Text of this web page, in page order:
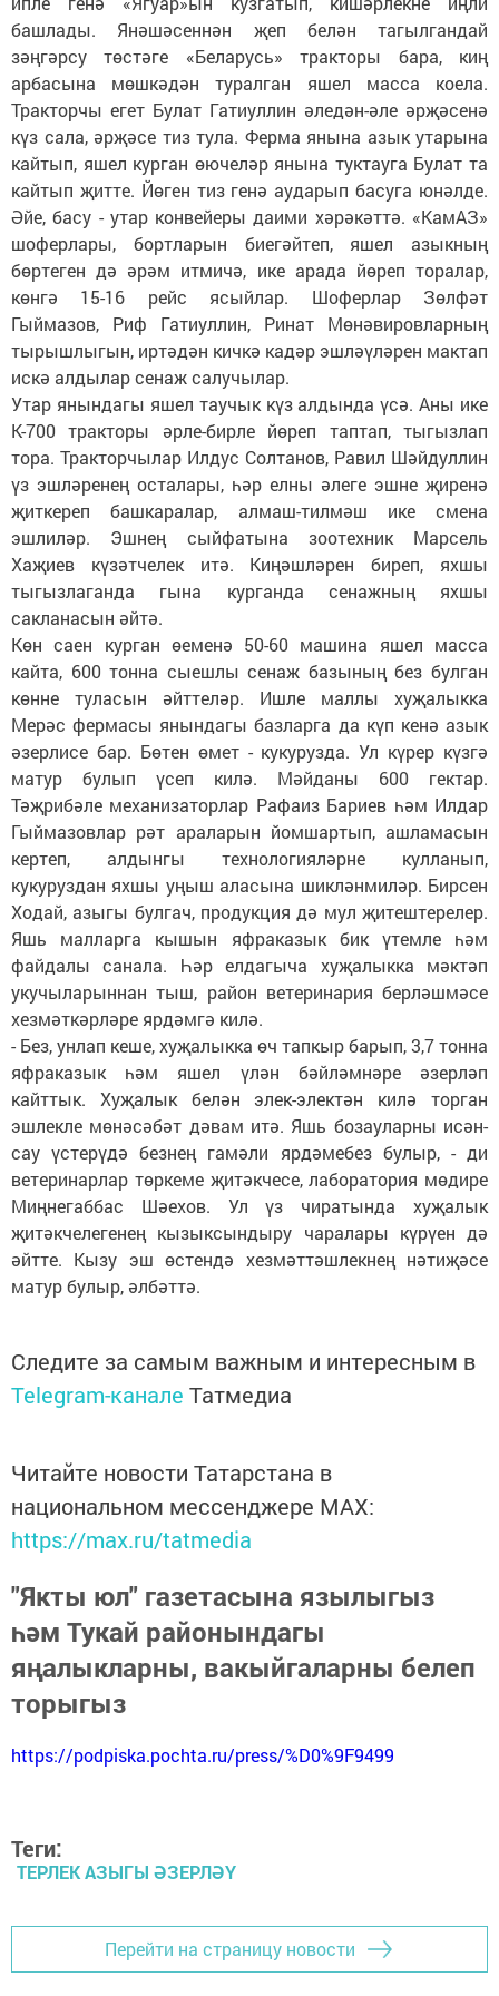
башлады. Янәшәсеннән җеп белән тагылгандай
зәңгәрсу төстәге «Беларусь» тракторы бара, киң
арбасына мөшкәдән туралган яшел масса коела.
Тракторчы егет Булат Гатиуллин әледән-әле әрҗәсенә
күз сала, әрҗәсе тиз тула. Ферма янына азык утарына
кайтып, яшел курган өючеләр янына туктауга Булат та
кайтып җитте. Йөген тиз генә аударып басуга юнәлде.
Әйе, басу - утар конвейеры даими хәрәкәттә. «КамАЗ»
шоферлары, бортларын биегәйтеп, яшел азыкның
бөртеген дә әрәм итмичә, ике арада йөреп торалар,
көнгә 15-16 рейс ясыйлар. Шоферлар Зөлфәт
Гыймазов, Риф Гатиуллин, Ринат Мөнәвировларның
тырышлыгын, иртәдән кичкә кадәр эшләүләрен мактап
искә алдылар сенаж салучылар.
Утар янындагы яшел таучык күз алдында үсә. Аны ике
К-700 тракторы әрле-бирле йөреп таптап, тыгызлап
тора. Тракторчылар Илдус Солтанов, Равил Шәйдуллин
үз эшләренең осталары, һәр елны әлеге эшне җиренә
җиткереп башкаралар, алмаш-тилмәш ике смена
эшлиләр. Эшнең сыйфатына зоотехник Марсель
Хаҗиев күзәтчелек итә. Киңәшләрен биреп, яхшы
тыгызлаганда гына курганда сенажның яхшы
сакланасын әйтә.
Көн саен курган өеменә 50-60 машина яшел масса
кайта, 600 тонна сыешлы сенаж базының без булган
көнне туласын әйттеләр. Ишле маллы хуҗалыкка
Мерәс фермасы янындагы базларга да күп кенә азык
әзерлисе бар. Бөтен өмет - кукурузда. Ул күрер күзгә
матур булып үсеп килә. Мәйданы 600 гектар.
Тәҗрибәле механизаторлар Рафаиз Бариев һәм Илдар
Гыймазовлар рәт араларын йомшартып, ашламасын
кертеп, алдынгы технологияләрне кулланып,
кукуруздан яхшы уңыш аласына шикләнмиләр. Бирсен
Ходай, азыгы булгач, продукция дә мул җитештерелер.
Яшь малларга кышын яфраказык бик үтемле һәм
файдалы санала. Һәр елдагыча хуҗалыкка мәктәп
укучыларыннан тыш, район ветеринария берләшмәсе
хезмәткәрләре ярдәмгә килә.
- Без, унлап кеше, хуҗалыкка өч тапкыр барып, 3,7 тонна
яфраказык һәм яшел үлән бәйләмнәре әзерләп
кайттык. Хуҗалык белән элек-электән килә торган
эшлекле мөнәсәбәт дәвам итә. Яшь бозауларны исән-
сау үстерүдә безнең гамәли ярдәмебез булыр, - ди
ветеринарлар төркеме җитәкчесе, лаборатория мөдире
Миңнегаббас Шәехов. Ул үз чиратында хуҗалык
җитәкчелегенең кызыксындыру чаралары күрүен дә
әйтте. Кызу эш өстендә хезмәттәшлекнең нәтиҗәсе
матур булыр, әлбәттә.
Следите за самым важным и интересным в
Telegram-канале Татмедиа
Читайте новости Татарстана в
национальном мессенджере MАХ:
https://max.ru/tatmedia
"Якты юл" газетасына язылыгыз
һәм Тукай районындагы
яңалыкларны, вакыйгаларны белеп
торыгыз
https://podpiska.pochta.ru/press/%D0%9F9499
Теги:
ТЕРЛЕК АЗЫГЫ ӘЗЕРЛӘҮ
Перейти на страницу новости